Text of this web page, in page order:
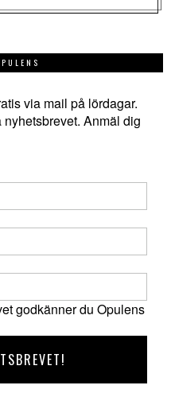
via mail på lördagar.
Anmäl dig
godkänner du Opulens